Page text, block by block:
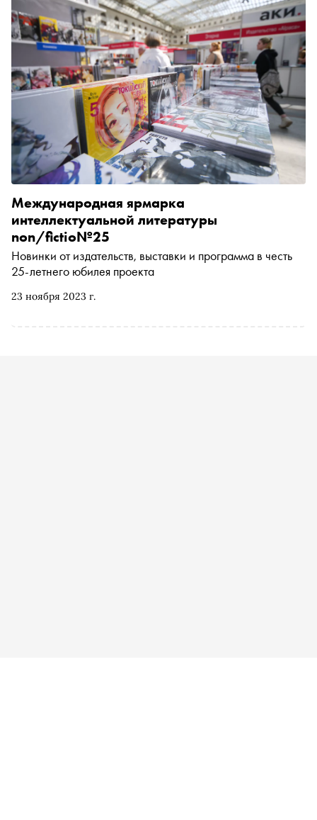
о докторе Гарине, воспоминания израильского классика
и античный ретеллинг
23 ноября 2023 г.
Международная ярмарка
интеллектуальной литературы
non/fictio№25
Новинки от издательств, выставки и программа в честь
25-летнего юбилея проекта